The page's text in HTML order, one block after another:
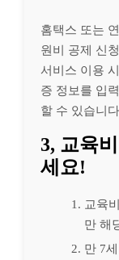
홈택스 또는
원비 공제 신
서비스 이용
증 정보를 입
할 수 있습니
3, 교육
세요!
교육
만 해
만 7